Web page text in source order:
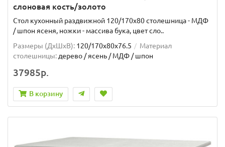
слоновая кость/золото
Стол кухонный раздвижной 120/170х80 столешница - МДФ
/ шпон ясеня, ножки - массива бука, цвет сло..
Размеры (ДхШxВ): 120/170х80х76.5
Материал
столешницы: дерево / ясень / МДФ / шпон
37985р.
В корзину